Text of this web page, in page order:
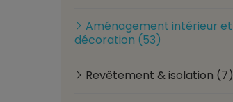
Aménagement intérieur et
décoration (53)
Revêtement & isolation (7)